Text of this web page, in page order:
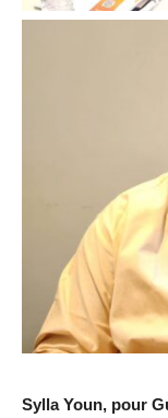
Sylla Youn, pour